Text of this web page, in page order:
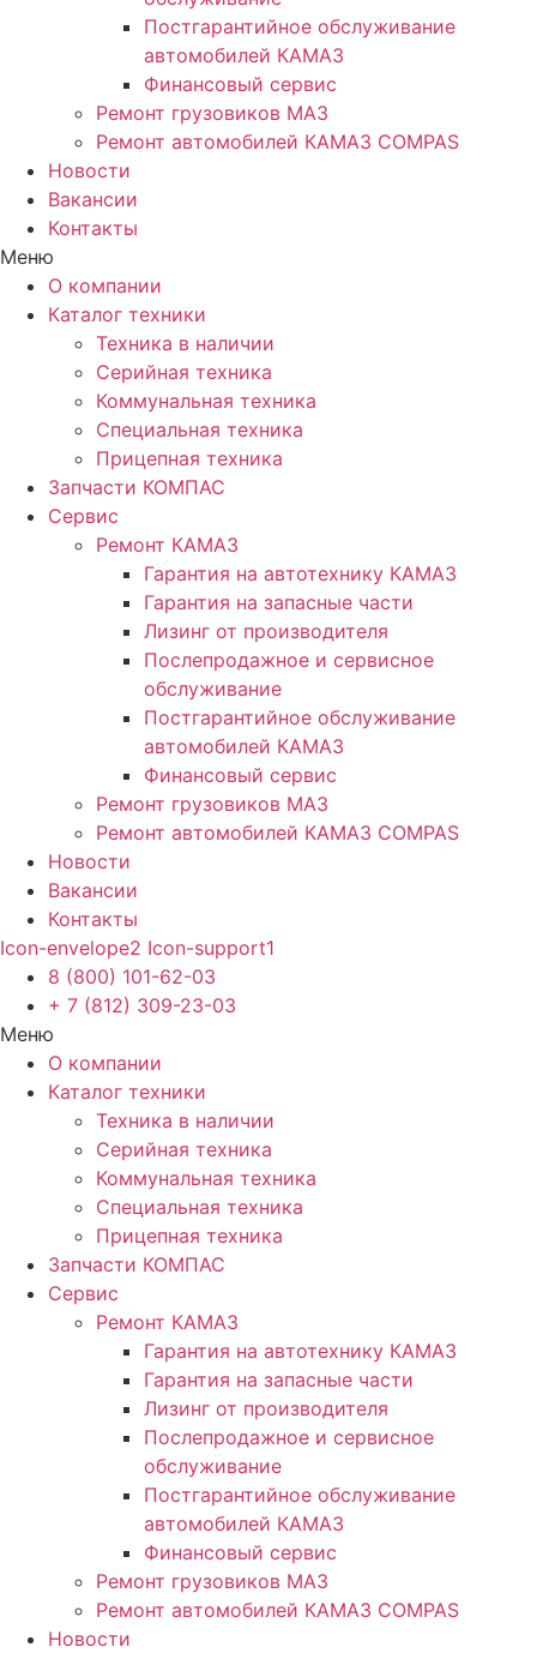
Постгарантийное обслуживание
автомобилей КАМАЗ
Финансовый сервис
Ремонт грузовиков МАЗ
Ремонт автомобилей КАМАЗ COMPAS
Новости
Вакансии
Контакты
Меню
О компании
Каталог техники
Техника в наличии
Серийная техника
Коммунальная техника
Специальная техника
Прицепная техника
Запчасти КОМПАС
Сервис
Ремонт КАМАЗ
Гарантия на автотехнику КАМАЗ
Гарантия на запасные части
Лизинг от производителя
Послепродажное и сервисное
обслуживание
Постгарантийное обслуживание
автомобилей КАМАЗ
Финансовый сервис
Ремонт грузовиков МАЗ
Ремонт автомобилей КАМАЗ COMPAS
Новости
Вакансии
Контакты
Icon-envelope2 Icon-support1
8 (800) 101-62-03
+ 7 (812) 309-23-03
Меню
О компании
Каталог техники
Техника в наличии
Серийная техника
Коммунальная техника
Специальная техника
Прицепная техника
Запчасти КОМПАС
Сервис
Ремонт КАМАЗ
Гарантия на автотехнику КАМАЗ
Гарантия на запасные части
Лизинг от производителя
Послепродажное и сервисное
обслуживание
Постгарантийное обслуживание
автомобилей КАМАЗ
Финансовый сервис
Ремонт грузовиков МАЗ
Ремонт автомобилей КАМАЗ COMPAS
Новости